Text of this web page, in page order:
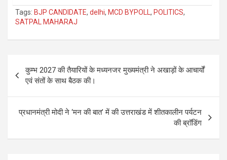
Tags: BJP CANDIDATE, delhi, MCD BYPOLL , POLITICS,
SATPAL MAHARAJ
navigation
कुम्भ 2027 की तैयारियों के मध्यनजर मुख्यमंत्री ने अखाड़ों के आचार्यों
एवं संतों के साथ बैठक की।
प्रधानमंत्री मोदी ने ‘मन की बात’ में की उत्तराखंड में शीतकालीन पर्यटन
की ब्रॉडिंग